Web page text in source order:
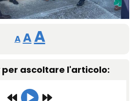
A
Reducir
tamaño
fuente.
A Restablecer
de
fuente
AAumentar
tamaño
per ascoltare l'articolo: